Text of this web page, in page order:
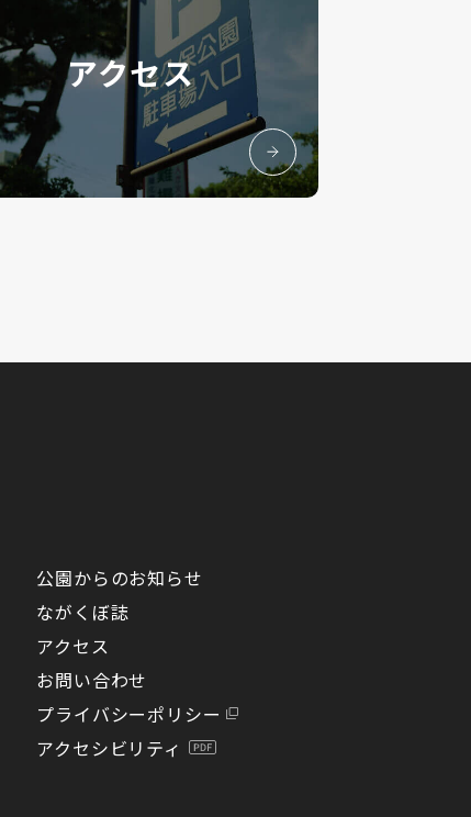
アクセス
公園からのお知らせ
ながくぼ誌
アクセス
お問い合わせ
プライバシーポリシー
アクセシビリティ